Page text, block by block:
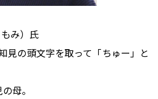
み）氏
見の頭文字を取って「ちゅー」と
母。